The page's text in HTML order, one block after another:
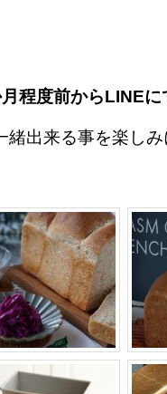
程度前からLINEに
出来る事を楽しみ